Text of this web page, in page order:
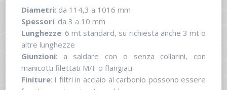
Diametri: da 114,3 a 1016 mm
Spessori: da 3 a 10 mm
Lunghezze: 6 mt standard, su richiesta anche 3 mt o
altre lunghezze
Giunzioni: a saldare con o senza collarini, con
manicotti filettati M/F o flangiati
Finiture: I filtri in acciaio al carbonio possono essere